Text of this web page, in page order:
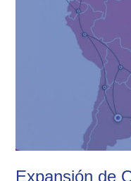
Expansión de